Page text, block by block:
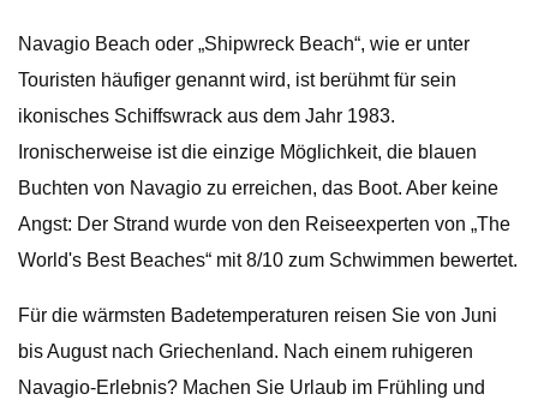
Navagio Beach oder „Shipwreck Beach“, wie er unter
Touristen häufiger genannt wird, ist berühmt für sein
ikonisches Schiffswrack aus dem Jahr 1983.
Ironischerweise ist die einzige Möglichkeit, die blauen
Buchten von Navagio zu erreichen, das Boot. Aber keine
Angst: Der Strand wurde von den Reiseexperten von „The
World's Best Beaches“ mit 8/10 zum Schwimmen bewertet.
Für die wärmsten Badetemperaturen reisen Sie von Juni
bis August nach Griechenland. Nach einem ruhigeren
Navagio-Erlebnis? Machen Sie Urlaub im Frühling und